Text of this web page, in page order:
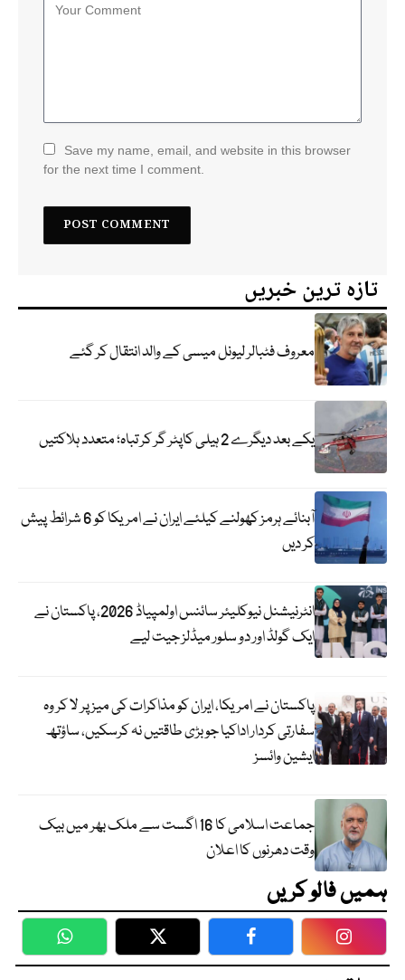
Save my name, email, and website in this browser
for the next time I comment.
تازہ ترین خبریں
معروف فٹبالر لیونل میسی کے والد انتقال کر گئے
یکے بعد دیگرے 2 ہیلی کاپٹر گر کر تباہ؛ متعدد ہلاکتیں
آبنائے ہرمز کھولنے کیلئے ایران نے امریکا کو 6 شرائط پیش
کر دیں
انٹرنیشنل نیوکلیئر سائنس اولمپیاڈ 2026، پاکستان نے
ایک گولڈ اور دو سلور میڈلز جیت لیے
پاکستان نے امریکا، ایران کو مذاکرات کی میز پر لا کر وہ
سفارتی کردار اداکیا جو بڑی طاقتیں نہ کرسکیں، ساؤتھ
ایشین وائسز
جماعت اسلامی کا 16 اگست سے ملک بھر میں بیک
وقت دھرنوں کا اعلان
ہمیں فالو کریں
WhatsApp Twitter Facebook